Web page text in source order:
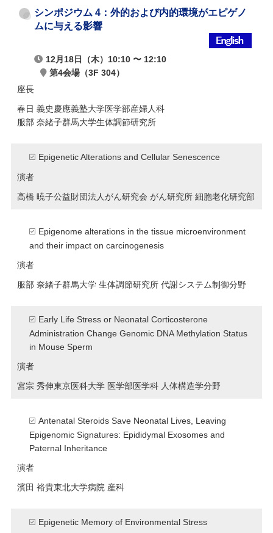
シンポジウム 4：外的および内的環境がエピゲノ
ムに与える影響
12月18日（木）10:10 〜 12:10
第4会場（3F 304）
座長
春日 義史慶應義塾大学医学部産婦人科
服部 奈緒子群馬大学生体調節研究所
Epigenetic Alterations and Cellular Senescence
演者
高橋 暁子公益財団法人がん研究会 がん研究所 細胞老化研究部
Epigenome alterations in the tissue microenvironment
and their impact on carcinogenesis
演者
服部 奈緒子群馬大学 生体調節研究所 代謝システム制御分野
Early Life Stress or Neonatal Corticosterone
Administration Change Genomic DNA Methylation Status
in Mouse Sperm
演者
宮宗 秀伸東京医科大学 医学部医学科 人体構造学分野
Antenatal Steroids Save Neonatal Lives, Leaving
Epigenomic Signatures: Epididymal Exosomes and
Paternal Inheritance
演者
濱田 裕貴東北大学病院 産科
Epigenetic Memory of Environmental Stress